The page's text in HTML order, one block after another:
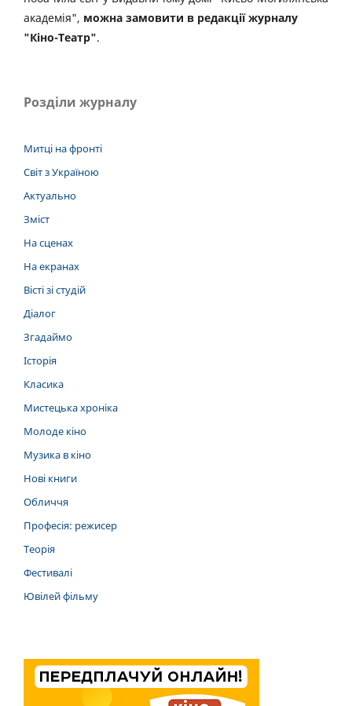
академія", можна замовити в редакції журналу
"Кіно-Театр".
Розділи журналу
Митці на фронті
Світ з Україною
Актуально
Зміст
На сценах
На екранах
Вісті зі студій
Діалог
Згадаймо
Історія
Класика
Мистецька хроніка
Молоде кіно
Музика в кіно
Нові книги
Обличчя
Професія: режисер
Теорія
Фестивалі
Ювілей фільму